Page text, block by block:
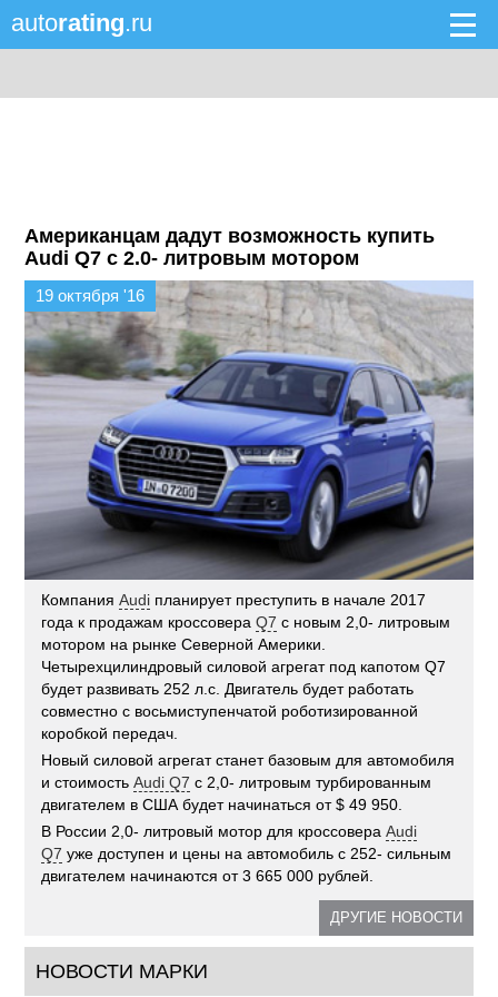
autorating.ru
Американцам дадут возможность купить
Audi Q7 с 2.0- литровым мотором
19 октября '16
КомпанияAudi планирует преступить в начале 2017
года к продажам кроссовераQ7 с новым 2,0- литровым
мотором на рынке Северной Америки.
Четырехцилиндровый силовой агрегат под капотом Q7
будет развивать 252 л.с. Двигатель будет работать
совместно с восьмиступенчатой роботизированной
коробкой передач.
Новый силовой агрегат станет базовым для автомобиля
и стоимостьAudi Q7 с 2,0- литровым турбированным
двигателем в США будет начинаться от $ 49 950.
В России 2,0- литровый мотор для кроссовераAudi
Q7 уже доступен и цены на автомобиль с 252- сильным
двигателем начинаются от 3 665 000 рублей.
ДРУГИЕ НОВОСТИ
НОВОСТИ МАРКИ